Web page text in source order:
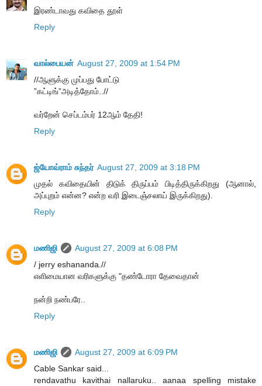
இரண்டாவது கவிதை தூள்
Reply
வால்பையன் August 27, 2009 at 1:54 PM
//ஆளுக்கு முப்பது போட்டு
”கட்டிங்”அடித்தோம்..//
வர்றேன் செப்டம்பர் 12ஆம் தேதி!
Reply
ஜ்யோவ்ராம் சுந்தர் August 27, 2009 at 3:18 PM
முதல் கவிதையின் திடுக் திருப்பம் பிடித்திருக்கிறது (ஆனால்,
அப்புறம் என்ன? என்ற வரி இடைஞ்சலாய் இருக்கிறது).
Reply
மணிஜி
August 27, 2009 at 6:08 PM
/ jerry eshananda.//
எளிமையான வரிகளுக்கு "தண்டோரா தேவைதான்
நன்றி நண்பரே..
Reply
மணிஜி
August 27, 2009 at 6:09 PM
Cable Sankar said...
rendavathu kavithai nallaruku.. aanaa spelling mistake